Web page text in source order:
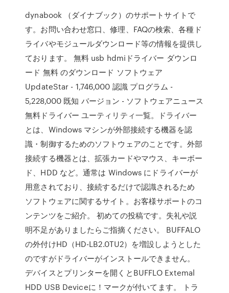
dynabook （ダイナブック）のサポートサイトで
す。お問い合わせ窓口、修理、FAQの検索、各種ド
ライバやモジュールダウンロード等の情報を提供し
ております。 無料 usb hdmiドライバー ダウンロ
ード 無料 のダウンロード ソフトウェア
UpdateStar - 1,746,000 認識 プログラム -
5,228,000 既知 バージョン - ソフトウェアニュース
無料ドライバー ユーティリティ一覧。ドライバー
とは、Windows マシンが外部接続する機器を認
識・制御するためのソフトウェアのことです。外部
接続する機器とは、拡張カードやマウス、キーボー
ド、HDD など。通常は Windows にドライバーが
用意されており、接続するだけで認識されるため
ソフトウェアに関するサイト。お客様サポートのコ
ンテンツをご紹介。 初めての投稿です。失礼や説
明不足がありましたらご指摘ください。 BUFFALO
の外付けHD（HD-LB2.0TU2）を増設しようとした
のですがドライバーがインストールできません。
デバイスとプリンターを開くとBUFFLO Extemal
HDD USB Deviceに！マークが付いてます。 トラ